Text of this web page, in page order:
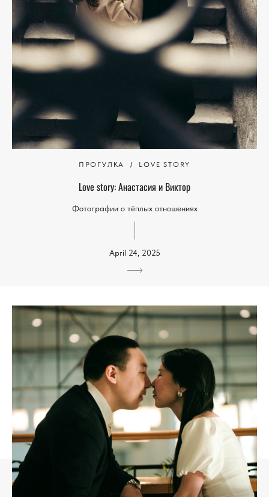
ПРОГУЛКА LOVE STORY
Love story: Анастасия и Виктор
Фотографии о тёплых отношениях
April 24, 2025